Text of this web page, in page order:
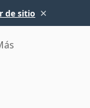
de sitio ×